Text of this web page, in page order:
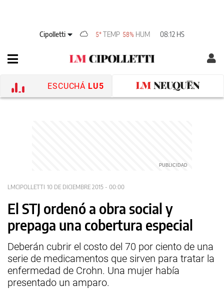
Cipolletti 5°TEMP 58% HUM 08:12 HS
ESCUCHÁ LU5
LMCIPOLLETTI 10 DE DICIEMBRE 2015 - 00:00
El STJ ordenó a obra social y
prepaga una cobertura especial
Deberán cubrir el costo del 70 por ciento de una
serie de medicamentos que sirven para tratar la
enfermedad de Crohn. Una mujer había
presentado un amparo.